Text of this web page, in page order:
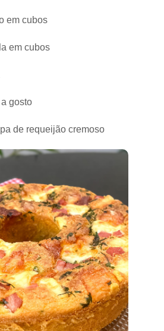
em cubos
em cubos
gosto
de requeijão cremoso